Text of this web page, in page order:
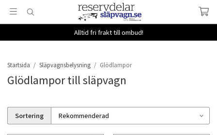
Alltid fri frakt till ombud!
Startsida / Släpvagnsbelysning / Glödlampor
Glödlampor till släpvagn
Sortering